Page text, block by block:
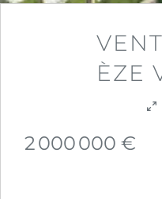
ÈZE
2 000 000 €